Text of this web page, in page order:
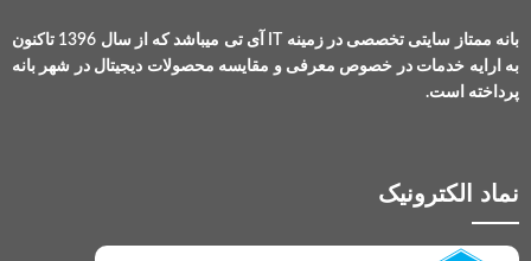
بانه ممتاز سایتی تخصصی در زمینه IT آی تی میباشد که از سال 1396 تاکنون
به ارایه خدمات در خصوص معرفی و مقایسه محصولات دیجیتال در شهر بانه
پرداخته است.
نماد الکترونیک